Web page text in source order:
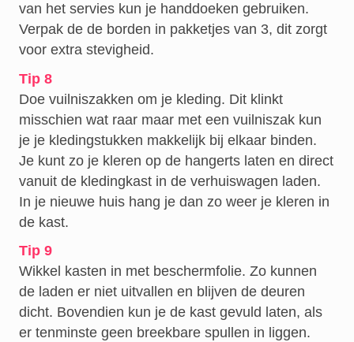
van het servies kun je handdoeken gebruiken.
Verpak de de borden in pakketjes van 3, dit zorgt
voor extra stevigheid.
Tip 8
Doe vuilniszakken om je kleding. Dit klinkt
misschien wat raar maar met een vuilniszak kun
je je kledingstukken makkelijk bij elkaar binden.
Je kunt zo je kleren op de hangerts laten en direct
vanuit de kledingkast in de verhuiswagen laden.
In je nieuwe huis hang je dan zo weer je kleren in
de kast.
Tip 9
Wikkel kasten in met beschermfolie. Zo kunnen
de laden er niet uitvallen en blijven de deuren
dicht. Bovendien kun je de kast gevuld laten, als
er tenminste geen breekbare spullen in liggen.